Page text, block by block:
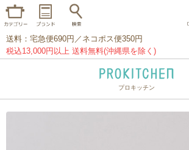
送料：宅急便690円／ネコポス便350円
税込13,000円以上 送料無料(沖縄県を除く)
プロキッチン